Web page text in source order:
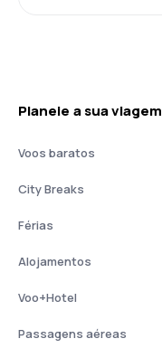
Planeie a sua viagem
Voos baratos
City Breaks
Férias
Alojamentos
Voo+Hotel
Passagens aéreas